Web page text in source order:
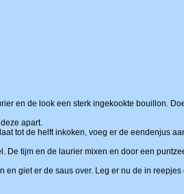
en de look een sterk ingekookte bouillon.
apart.
tot de helft inkoken, voeg er de eendenjus
tijm en de laurier mixen en door een
giet er de saus over. Leg er nu de in